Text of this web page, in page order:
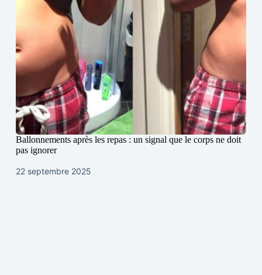
Ballonnements après les repas : un signal que le corps ne doit
pas ignorer
22 septembre 2025